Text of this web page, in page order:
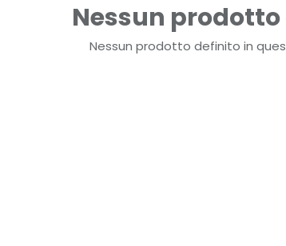
Nessun
Nessun prodotto definito in